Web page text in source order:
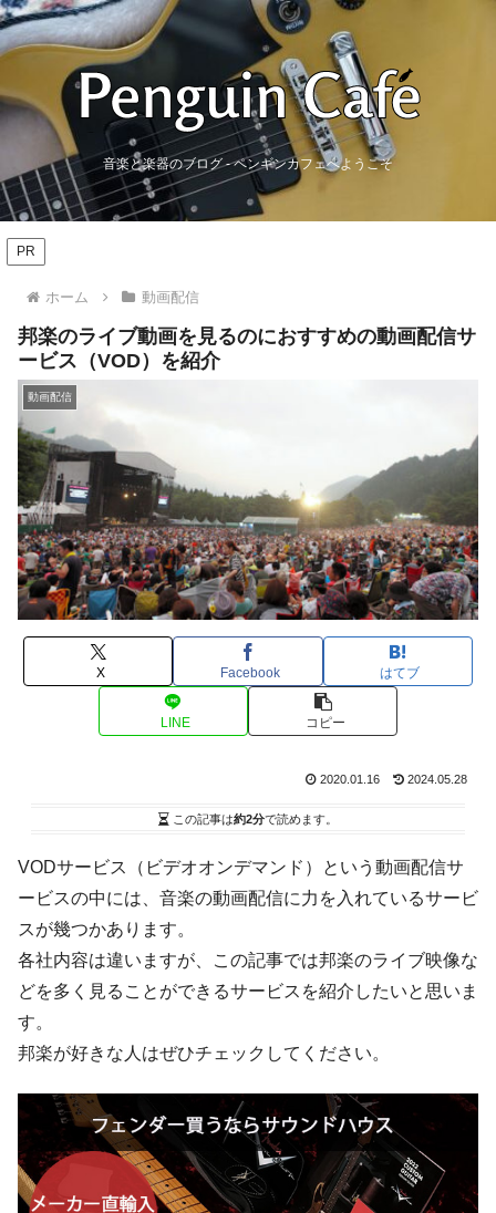
音楽と楽器のブログ - ペンギンカフェへようこそ
PR
ホーム 動画配信
邦楽のライブ動画を見るのにおすすめの動画配信サ
ービス（VOD）を紹介
動画配信
X Facebook はてブ
LINE コピー
2020.01.16 2024.05.28
この記事は約2分で読めます。
VODサービス（ビデオオンデマンド）という動画配信サ
ービスの中には、音楽の動画配信に力を入れているサービ
スが幾つかあります。
各社内容は違いますが、この記事では邦楽のライブ映像な
どを多く見ることができるサービスを紹介したいと思いま
す。
邦楽が好きな人はぜひチェックしてください。